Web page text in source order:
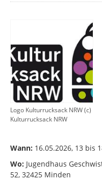
Logo Kulturrucksack NRW (c)
Kulturrucksack NRW
Wann: 16.05.2026, 13 bis
Wo: Jugendhaus
52, 32425 Minden